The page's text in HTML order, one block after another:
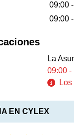
09:00
09:00
La
09:00 -
EN CYLEX